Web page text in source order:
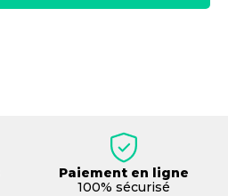
Paiement en ligne
100% sécurisé